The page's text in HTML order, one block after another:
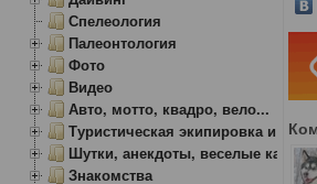
Спелеология
Палеонтология
Фото
Видео
Авто, мотто, квадро, вело...
Туристическая экипировка и
Шутки, анекдоты, веселые
Знакомства